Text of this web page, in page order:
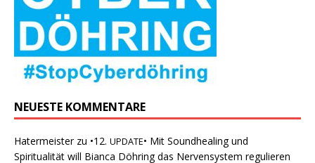
NEUESTE KOMMENTARE
Hatermeisterzu •12. UPDATE• Mit Soundhealing und
Spiritualität will Bianca Döhring das Nervensystem regulieren